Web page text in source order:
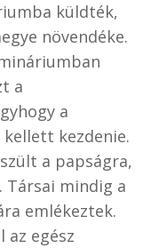
küldték,
növendéke.
a
a
kezdenie.
a papságra,
Társai mindig a
emlékeztek.
az egész